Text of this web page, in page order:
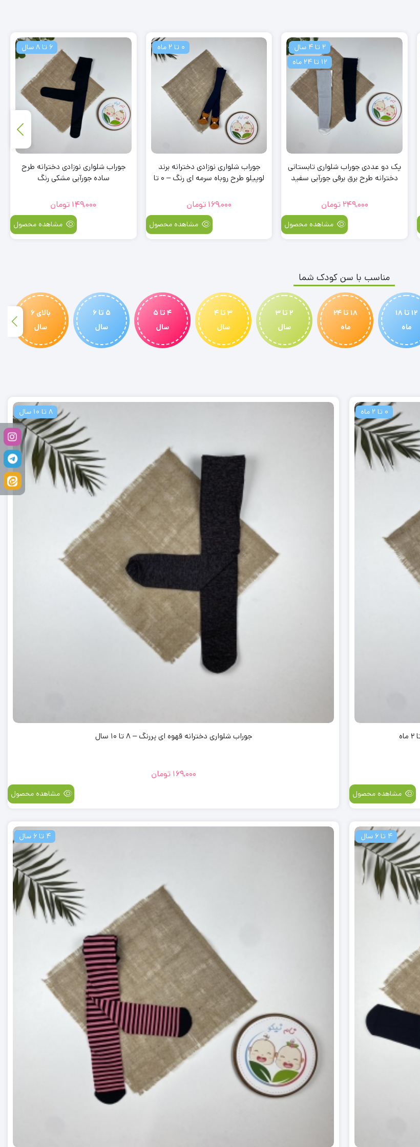
2 تا 4 سال
12 تا 24 ماه
پک دو عددی جوراب شلواری تابستانی
دخترانه طرح برق برقی جورآبی سفید
249,000 تومان
مشاهده محصول
0 تا 2 ماه
جوراب شلواری نوزادی دخترانه برند
لوپیلو طرح روباه سرمه ای رنگ – 0 تا
169,000 تومان
مشاهده محصول
6 تا 8 سال
جوراب شلواری نوزادی دخترانه طرح
ساده جورآبی مشکی رنگ
149,000 تومان
مشاهده محصول
مناسب با سن کودک شما
12 تا 18
ماه
18 تا 24
ماه
2 تا 3
سال
3 تا 4
سال
4 تا 5
سال
5 تا 6
سال
بالای 6
سال
0 تا 2 ماه
مشاهده محصول
8 تا 10 سال
جوراب شلواری دخترانه قهوه ای پررنگ – 8 تا 10 سال
169,000 تومان
مشاهده محصول
4 تا 6 سال 4 تا 6 سال